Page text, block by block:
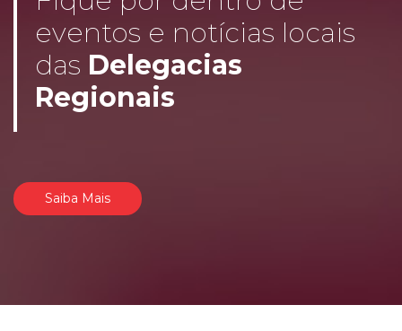
eventos e notícias locais
das Delegacias
Regionais
Saiba Mais